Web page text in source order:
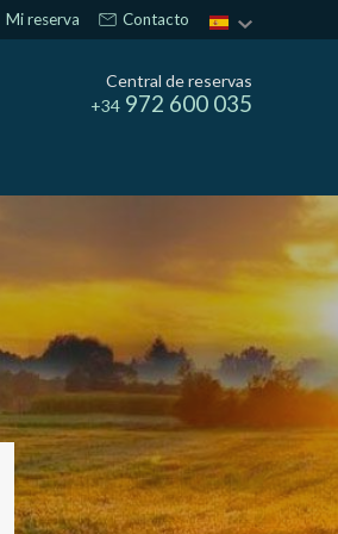
Mi reserva Contacto
Central de reservas
+34 972 600 035